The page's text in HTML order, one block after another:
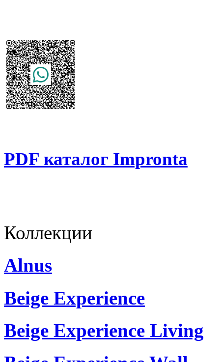
PDF каталог Impronta
Коллекции
Alnus
Beige Experience
Beige Experience Living